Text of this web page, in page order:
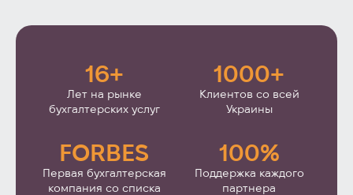
16+
Лет на рынке
бухгалтерских услуг
1000+
Клиентов со всей
Украины
FORBES
Первая бухгалтерская
компания со списка
100%
Поддержка каждого
партнера